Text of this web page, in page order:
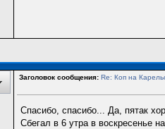
Заголовок сообщения: Re: Коп на
Спасибо, спасибо... Да, пятак
Сбегал в 6 утра в воскресенье